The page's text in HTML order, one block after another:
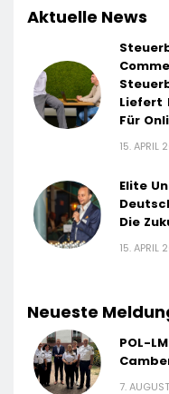
Aktuelle News
Liefert
Für
15. APRIL
Elite
Die
15. APRIL
Neueste
POL-
7.